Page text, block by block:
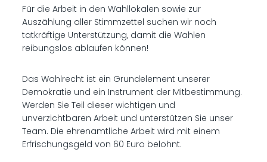
Für die Arbeit in den Wahllokalen sowie zur
Auszählung aller Stimmzettel suchen wir noch
tatkräftige Unterstützung, damit die Wahlen
reibungslos ablaufen können!
Das Wahlrecht ist ein Grundelement unserer
Demokratie und ein Instrument der Mitbestimmung.
Werden Sie Teil dieser wichtigen und
unverzichtbaren Arbeit und unterstützen Sie unser
Team. Die ehrenamtliche Arbeit wird mit einem
Erfrischungsgeld von 60 Euro belohnt.